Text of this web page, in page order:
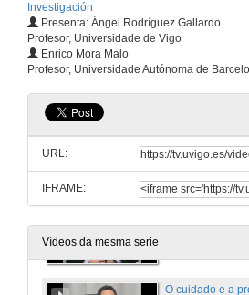
Investigación
Presenta: Ángel Rodríguez Gallardo
Profesor, Universidade de Vigo
Enrico Mora Malo
Profesor, Universidade Autónoma de
URL:
IFRAME:
Vídeos da mesma serie
13 de dec. de 2013
13 de dec. de 2013